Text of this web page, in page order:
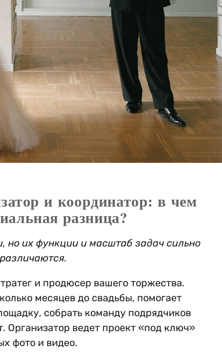
и координатор: в чем
разница?
но их функции и масштаб задач сильно
различаются.
и продюсер вашего торжества.
месяцев до свадьбы, помогает
собрать команду подрядчиков
Организатор ведет проект «под ключ»
фото и видео.